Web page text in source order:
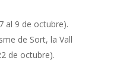
al 9 de octubre).
de Sort, la Vall
de octubre).